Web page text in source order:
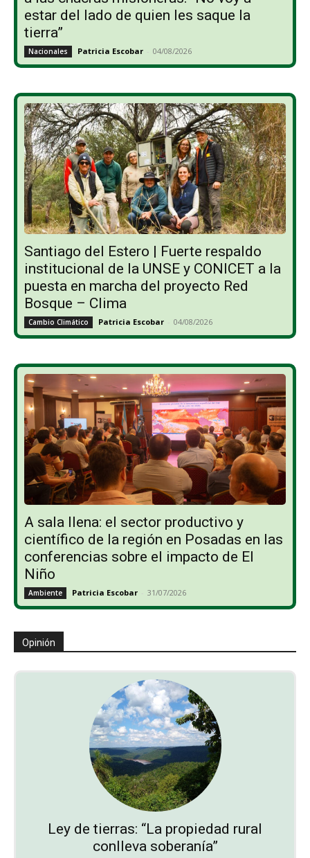
estar del lado de quien les saque la
tierra”
Nacionales Patricia Escobar - 04/08/2026
Santiago del Estero | Fuerte respaldo
institucional de la UNSE y CONICET a la
puesta en marcha del proyecto Red
Bosque – Clima
Cambio Climático Patricia Escobar - 04/08/2026
A sala llena: el sector productivo y
científico de la región en Posadas en las
conferencias sobre el impacto de El
Niño
Ambiente Patricia Escobar - 31/07/2026
Opinión
Ley de tierras: “La propiedad rural
conlleva soberanía”